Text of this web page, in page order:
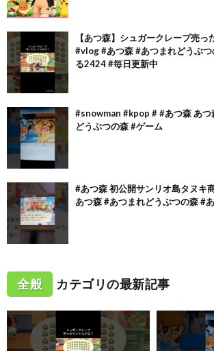
【あつ森】シュガークレープ売
#vlog #あつ森 #あつまれどうぶ
る2424 #毎日更新中
#snowman #kpop # #あつ森 あつ
どうぶつの森 #ゲーム
#あつ森 初公開サンリオ島タヌキ
あつ森 #あつまれどうぶつの森 #
全般 カテゴリの最新記事